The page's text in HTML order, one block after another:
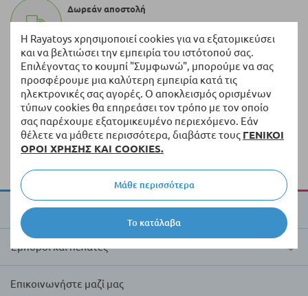
Η Rayatoys χρησιμοποιεί cookies για να εξατομικεύσει
και να βελτιώσει την εμπειρία του ιστότοπού σας.
Επιλέγοντας το κουμπί "Συμφωνώ", μπορούμε να σας
προσφέρουμε μια καλύτερη εμπειρία κατά τις
ηλεκτρονικές σας αγορές. Ο αποκλεισμός ορισμένων
τύπων cookies θα επηρεάσει τον τρόπο με τον οποίο
σας παρέχουμε εξατομικευμένο περιεχόμενο. Εάν
θέλετε να μάθετε περισσότερα, διαβάστε τους ΓΕΝΙΚΟΙ
ΟΡΟΙ ΧΡΗΣΗΣ ΚΑΙ COOKIES.
Το κατάλαβα
Μάθε περισσότερα
Δωρεάν αποστολή
100.000+ προϊόντα
Μια ποικιλία από πρωτότυπα προϊόντα πάντα σε
απόθεμα
Γρήγορη διανομή
Παράδοση εντός 5 εργάσιμων ημερών από τα
διαθέσιμα προϊόντα
Για την Raya Toys
Έμποροι και πελάτες
Επικοινωνήστε μαζί μας